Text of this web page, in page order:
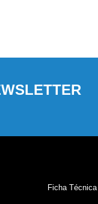
Ficha Técnica